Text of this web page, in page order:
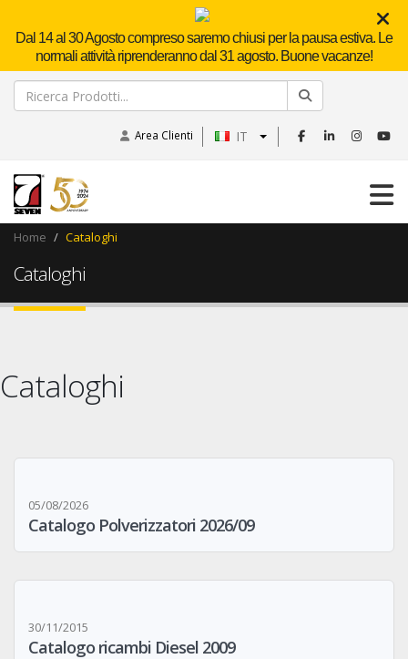
Dal 14 al 30 Agosto compreso saremo chiusi per la pausa estiva. Le
normali attività riprenderanno dal 31 agosto. Buone vacanze!
Area Clienti IT
Home Cataloghi
Cataloghi
Cataloghi
05/08/2026
Catalogo Polverizzatori 2026/09
30/11/2015
Catalogo ricambi Diesel 2009